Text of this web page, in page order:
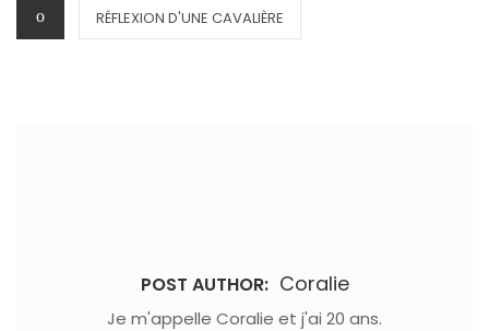
CATEGORIES
RÉFLEXION D'UNE CAVALIÈRE
POST AUTHOR: Coralie
Je m'appelle Coralie et j'ai 20 ans.